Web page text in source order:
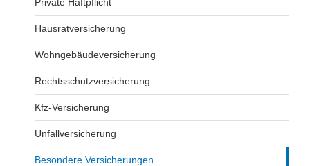
Hausratversicherung
Wohngebäudeversicherung
Rechtsschutzversicherung
Kfz-Versicherung
Unfallversicherung
Besondere Versicherungen